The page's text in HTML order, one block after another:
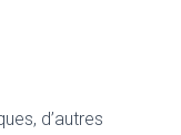
d’autres